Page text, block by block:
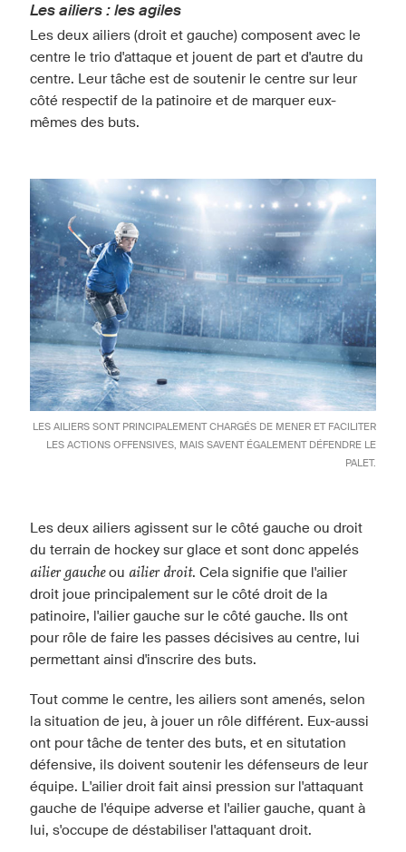
Les ailiers : les agiles
Les deux ailiers (droit et gauche) composent avec le
centre le trio d'attaque et jouent de part et d'autre du
centre. Leur tâche est de soutenir le centre sur leur
côté respectif de la patinoire et de marquer eux-
mêmes des buts.
LES AILIERS SONT PRINCIPALEMENT CHARGÉS DE MENER ET FACILITER
LES ACTIONS OFFENSIVES, MAIS SAVENT ÉGALEMENT DÉFENDRE LE
PALET.
Les deux ailiers agissent sur le côté gauche ou droit
du terrain de hockey sur glace et sont donc appelés
ailier gaucheou ailier droit. Cela signifie que l'ailier
droit joue principalement sur le côté droit de la
patinoire, l'ailier gauche sur le côté gauche. Ils ont
pour rôle de faire les passes décisives au centre, lui
permettant ainsi d'inscrire des buts.
Tout comme le centre, les ailiers sont amenés, selon
la situation de jeu, à jouer un rôle différent. Eux-aussi
ont pour tâche de tenter des buts, et en situtation
défensive, ils doivent soutenir les défenseurs de leur
équipe. L'ailier droit fait ainsi pression sur l'attaquant
gauche de l'équipe adverse et l'ailier gauche, quant à
lui, s'occupe de déstabiliser l'attaquant droit.